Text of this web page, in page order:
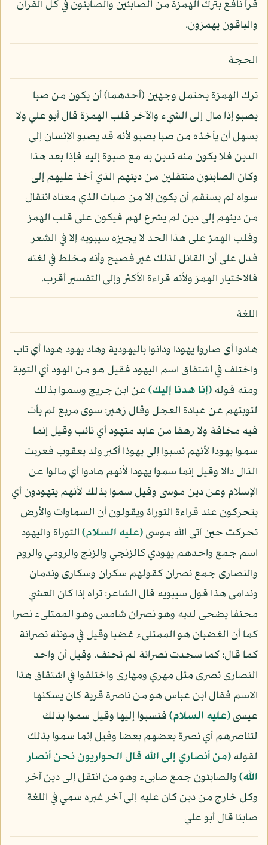
قرأ نافع بترك الهمزة من الصابئين والصابئون في كل القرآن
والباقون يهمزون.
الحجة
ترك الهمزة يحتمل وجهين (أحدهما) أن يكون من صبا
يصبو إذا مال إلى الشيء والآخر قلب الهمزة قال أبو علي ولا
يسهل أن يأخذه من صبا يصبو لأنه قد يصبو الإنسان إلى
الدين فلا يكون منه تدين به مع صبوة إليه فإذا بعد هذا
وكان الصابئون منتقلين من دينهم الذي أخذ عليهم إلى
سواه لم يستقم أن يكون إلا من صبات الذي معناه انتقال
من دينهم إلى دين لم يشرع لهم فيكون على قلب الهمز
وقلب الهمز على هذا الحد لا يجيزه سيبويه إلا في الشعر
فدل على أن القائل لذلك غير فصيح وأنه مخلط في لغته
فالاختيار الهمز ولأنه قراءة الأكثر وإلى التفسير أقرب.
اللغة
هادوا أي صاروا يهودا ودانوا باليهودية وهاد يهود هودا أي تاب
واختلف في اشتقاق اسم اليهود فقيل هو من الهود أي التوبة
ومنه قوله﴿إنا هدنا إليك﴾عن ابن جريج وسموا بذلك
لتوبتهم عن عبادة العجل وقال زهير: سوى مربع لم يأت
فيه مخافة ولا رهقا من عابد متهود أي تائب وقيل إنما
سموا يهودا لأنهم نسبوا إلى يهوذا أكبر ولد يعقوب فعربت
الذال دالا وقيل إنما سموا يهودا لأنهم هادوا أي مالوا عن
الإسلام وعن دين موسى وقيل سموا بذلك لأنهم يتهودون أي
يتحركون عند قراءة التوراة ويقولون أن السماوات والأرض
تحركت حين آتى الله موسى(عليه السلام)التوراة واليهود
اسم جمع واحدهم يهودي كالزنجي والزنج والرومي والروم
والنصارى جمع نصران كقولهم سكران وسكارى وندمان
وندامى هذا قول سيبويه قال الشاعر: تراه إذا كان العشي
محنفا يضحى لديه وهو نصران شامس وهو الممتلىء نصرا
كما أن الغضبان هو الممتلىء غضبا وقيل في مؤنثه نصرانة
كما قال: كما سجدت نصرانة لم تحنف. وقيل أن واحد
النصارى نصرى مثل مهري ومهارى واختلفوا في اشتقاق هذا
الاسم فقال ابن عباس هو من ناصرة قرية كان يسكنها
عيسى(عليه السلام)فنسبوا إليها وقيل سموا بذلك
لتناصرهم أي نصرة بعضهم بعضا وقيل إنما سموا بذلك
لقوله﴿من أنصاري إلى الله قال الحواريون نحن أنصار
الله﴾والصابئون جمع صابىء وهو من انتقل إلى دين آخر
وكل خارج من دين كان عليه إلى آخر غيره سمي في اللغة
صابئا قال أبو علي